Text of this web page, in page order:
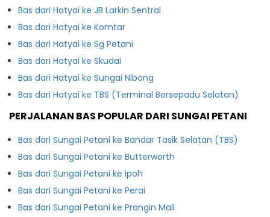
Bas dari Hatyai ke JB Larkin Sentral
Bas dari Hatyai ke Komtar
Bas dari Hatyai ke Sg Petani
Bas dari Hatyai ke Skudai
Bas dari Hatyai ke Sungai Nibong
Bas dari Hatyai ke TBS (Terminal Bersepadu Selatan)
PERJALANAN BAS POPULAR DARI SUNGAI PETANI
Bas dari Sungai Petani ke Bandar Tasik Selatan (TBS)
Bas dari Sungai Petani ke Butterworth
Bas dari Sungai Petani ke Ipoh
Bas dari Sungai Petani ke Perai
Bas dari Sungai Petani ke Prangin Mall